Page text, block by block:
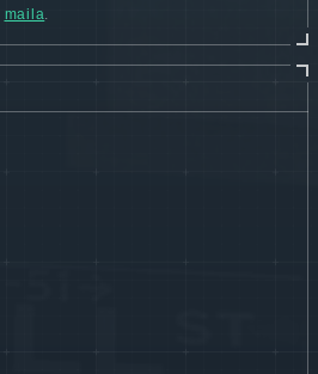
maila.